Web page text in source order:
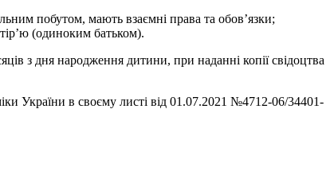
побутом, мають взаємні права та обов’язки;
(одиноким батьком).
з дня народження дитини, при наданні копії свідоцтва
України в своєму листі від 01.07.2021 №4712-06/34401-